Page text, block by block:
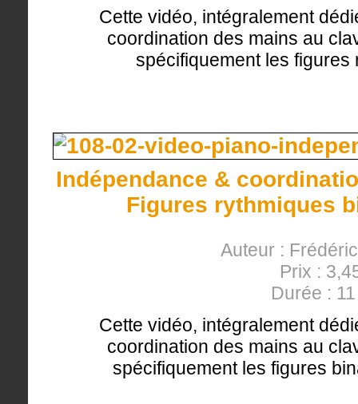
Cette vidéo, intégralement
coordination des mains au
spécifiquement les figures
Indépendance &
Figures rythmiques
Auteur :
Prix :
Durée :
Cette vidéo, intégralement
coordination des mains au
spécifiquement les figures